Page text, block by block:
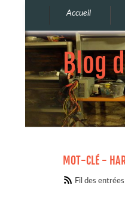
Accueil
Blog
MOT-CLÉ -
Fil des entrées